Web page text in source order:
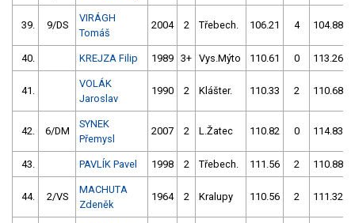
39. 9/DS
VIRÁGH
Tomáš
2004 2 Třebech. 106.21 4 104.88
40. KREJZA Filip 1989 3+ Vys.Mýto 110.61 0 113.26
41.
VOLÁK
Jaroslav
1990 2 Klášter. 110.33 2 110.68
42. 6/DM
SYNEK
Přemysl
2007 2 L.Žatec 110.82 0 114.83
43. PAVLÍK Pavel 1998 2 Třebech. 111.56 2 110.88
44. 2/VS
MACHUTA
Zdeněk
1964 2 Kralupy 110.56 2 111.32